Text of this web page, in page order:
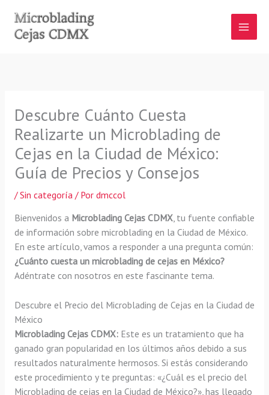
contenido
Descubre Cuánto Cuesta
Realizarte un Microblading de
Cejas en la Ciudad de México:
Guía de Precios y Consejos
/Sin categoría / Por dmccol
Bienvenidos a Microblading Cejas CDMX, tu fuente confiable
de información sobre microblading en la Ciudad de México.
En este artículo, vamos a responder a una pregunta común:
¿Cuánto cuesta un microblading de cejas en México?
Adéntrate con nosotros en este fascinante tema.
Descubre el Precio del Microblading de Cejas en la Ciudad de
México
Microblading Cejas CDMX:Este es un tratamiento que ha
ganado gran popularidad en los últimos años debido a sus
resultados naturalmente hermosos. Si estás considerando
este procedimiento y te preguntas: «¿Cuál es el precio del
Microblading de cejas en la Ciudad de México?», has llegado